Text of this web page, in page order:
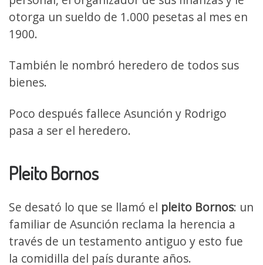
otorga un sueldo de 1.000 pesetas al mes en
1900.
También le nombró heredero de todos sus
bienes.
Poco después fallece Asunción y Rodrigo
pasa a ser el heredero.
Pleito Bornos
Se desató lo que se llamó el pleito Bornos: un
familiar de Asunción reclama la herencia a
través de un testamento antiguo y esto fue
la comidilla del país durante años.